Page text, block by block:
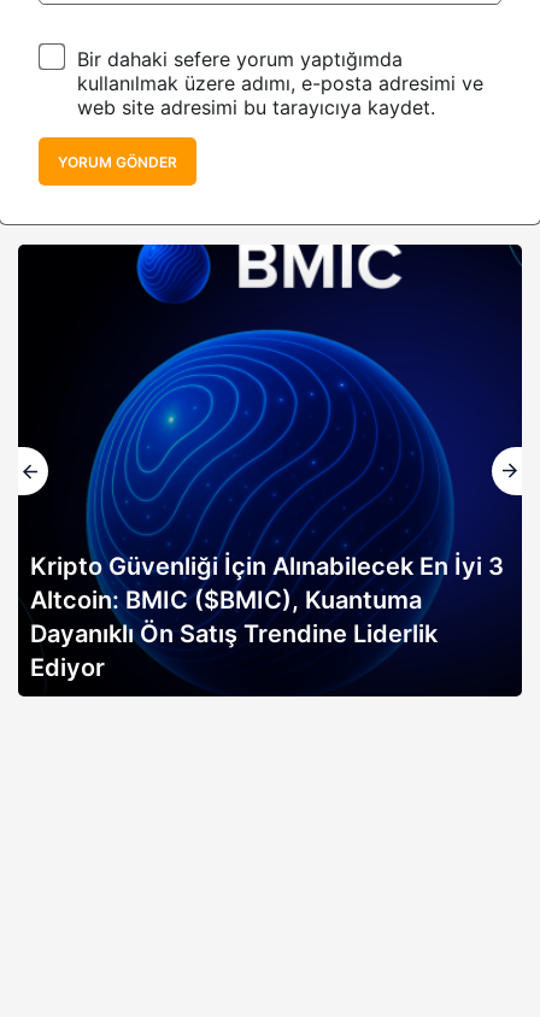
Bir dahaki sefere yorum yaptığımda
kullanılmak üzere adımı, e-posta adresimi ve
web site adresimi bu tarayıcıya kaydet.
YORUM GÖNDER
Kripto Güvenliği İçin Alınabilecek En İyi 3
Altcoin: BMIC ($BMIC), Kuantuma
Dayanıklı Ön Satış Trendine Liderlik
Ediyor